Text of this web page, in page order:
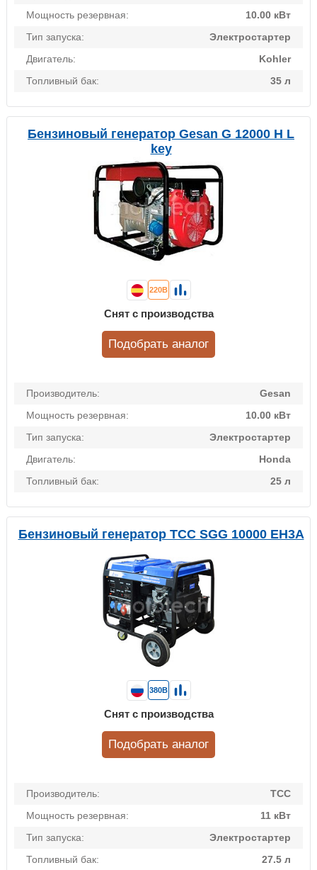
Мощность резервная:
10.00 кВт
Тип запуска:
Электростартер
Двигатель:
Kohler
Топливный бак:
35 л
Бензиновый генератор Gesan G 12000 H L
key
Производитель:
Gesan
Мощность резервная:
10.00 кВт
Тип запуска:
Электростартер
Двигатель:
Honda
Топливный бак:
25 л
220В
Снят с производства
Подобрать аналог
Бензиновый генератор ТСС SGG 10000 EH3A
Производитель:
ТСС
Мощность резервная:
11 кВт
Тип запуска:
Электростартер
Топливный бак:
27.5 л
380В
Снят с производства
Подобрать аналог